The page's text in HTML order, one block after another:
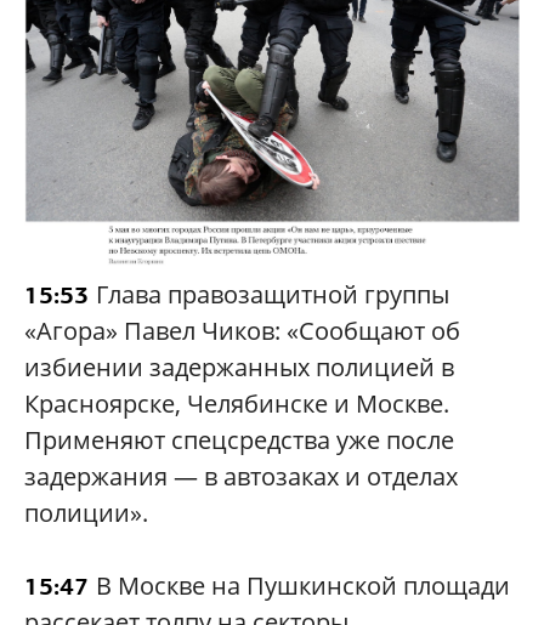
15:53 Глава правозащитной группы
«Агора» Павел Чиков: «Сообщают об
избиении задержанных полицией в
Красноярске, Челябинске и Москве.
Применяют спецсредства уже после
задержания — в автозаках и отделах
полиции».
15:47 В Москве на Пушкинской площади